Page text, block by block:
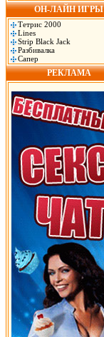
ОН-ЛАЙН ИГРЫ
Тетрис 2000
Lines
Strip Black Jack
Разбивалка
Сапер
РЕКЛАМА